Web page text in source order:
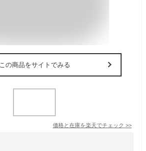
この商品をサイトでみる
価格と在庫を楽天でチェック >>